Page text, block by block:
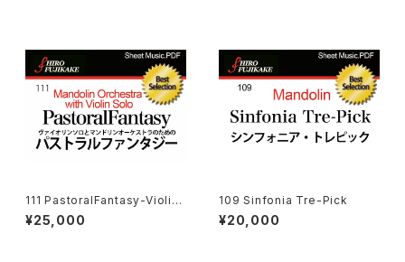
111 PastoralFantasy-Violin
ヴァイオリンソロとマンドリンオ
ーケストラのためのパストラルフ
¥25,000
109 Sinfonia Tre-Pick
¥20,000